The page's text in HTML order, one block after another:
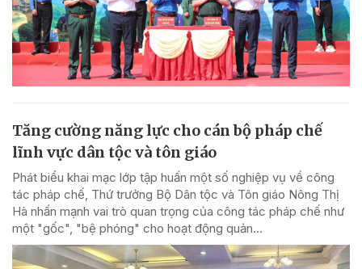
Tăng cường năng lực cho cán bộ pháp chế
lĩnh vực dân tộc và tôn giáo
Phát biểu khai mạc lớp tập huấn một số nghiệp vụ về công
tác pháp chế, Thứ trưởng Bộ Dân tộc và Tôn giáo Nông Thị
Hà nhấn mạnh vai trò quan trọng của công tác pháp chế như
một "gốc", "bệ phóng" cho hoạt động quản...